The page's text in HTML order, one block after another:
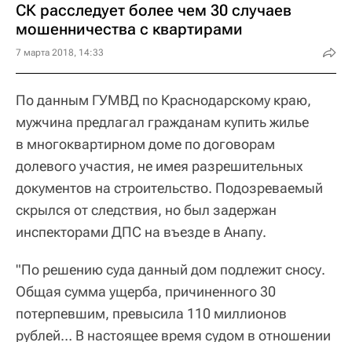
СК расследует более чем 30 случаев
мошенничества с квартирами
7 марта 2018, 14:33
По данным ГУМВД по Краснодарскому краю,
мужчина предлагал гражданам купить жилье
в многоквартирном доме по договорам
долевого участия, не имея разрешительных
документов на строительство. Подозреваемый
скрылся от следствия, но был задержан
инспекторами ДПС на въезде в Анапу.
"По решению суда данный дом подлежит сносу.
Общая сумма ущерба, причиненного 30
потерпевшим, превысила 110 миллионов
рублей… В настоящее время судом в отношении